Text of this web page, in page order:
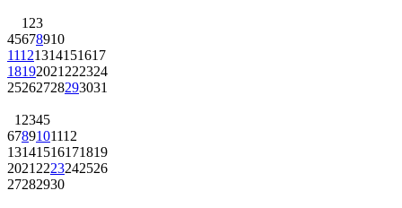
1 23
45678910
11121314151617
18192021 222324
25262728293031
1 2345
6789101112
13141516171819
2021 2223242526
27282930